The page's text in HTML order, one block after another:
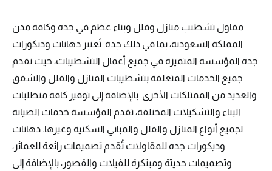
مقاول تشطيب منازل وفلل وبناء عظم في جده وكافة مدن
المملكة السعودية، بما في ذلك جدة. تُعتبر دهانات وديكورات
جده المؤسسة المتميزة في جميع أعمال التشطيبات، حيث تقدم
جميع الخدمات المتعلقة بتشطيبات المنازل والفلل والشقق
والعديد من الممتلكات الأخرى. بالإضافة إلى توفير كافة متطلبات
البناء والتشكيلات المختلفة، تقدم المؤسسة خدمات الصيانة
لجميع أنواع المنازل والفلل والمباني السكنية وغيرها. دهانات
وديكورات جده للمقاولات تُقدم تصميمات رائعة للعمائر،
وتصميمات حديثة ومبتكرة للفيلات والقصور، بالإضافة إلى